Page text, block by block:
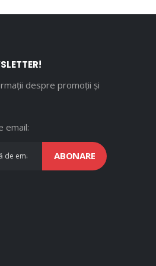
despre promoții și
email:
ABONARE